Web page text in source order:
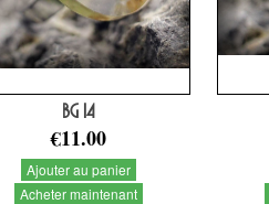
BG 14
€11.00
Ajouter au panier
Acheter maintenant